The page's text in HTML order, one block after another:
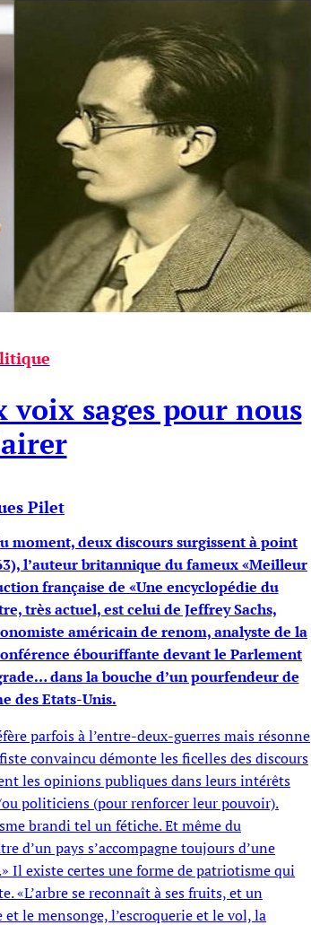
sages pour nous
Pilet
moment, deux discours surgissent à point
l’auteur britannique du fameux «Meilleur
française de «Une encyclopédie du
très actuel, est celui de Jeffrey Sachs,
américain de renom, analyste de la
ébouriffante devant le Parlement
dans la bouche d’un pourfendeur de
des Etats-Unis.
parfois à l’entre-deux-guerres mais résonne
convaincu démonte les ficelles des discours
les opinions publiques dans leurs intérêts
politiciens (pour renforcer leur pouvoir).
brandi tel un fétiche. Et même du
d’un pays s’accompagne toujours d’une
Il existe certes une forme de patriotisme qui
«L’arbre se reconnaît à ses fruits, et un
le mensonge, l’escroquerie et le vol, la